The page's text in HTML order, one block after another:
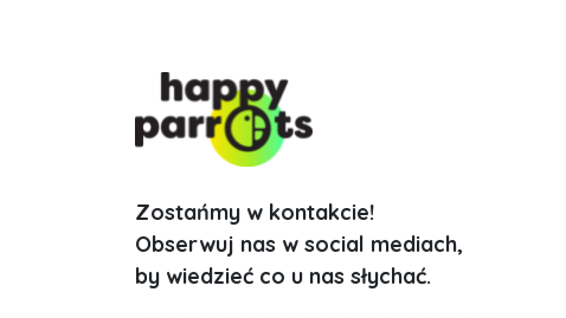
Zostańmy w kontakcie!
Obserwuj nas w social mediach,
by wiedzieć co u nas słychać.